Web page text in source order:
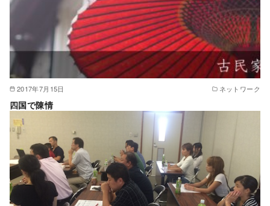
2017年7月15日 ネットワーク
四国で陳情